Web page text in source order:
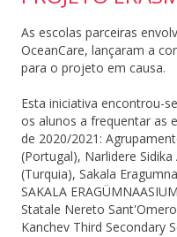
As escolas parceiras
OceanCare, lançaram a
para o projeto em causa.
Esta iniciativa encontrou-
os alunos a frequentar as
de 2020/2021:
(Portugal), Narlidere
(Turquia), Sakala
SAKALA
Statale Nereto
Kanchev Third Secondary